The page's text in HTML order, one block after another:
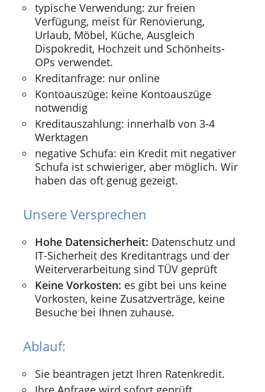
typische Verwendung: zur freien
Verfügung, meist für Renovierung,
Urlaub, Möbel, Küche, Ausgleich
Dispokredit, Hochzeit und Schönheits-
OPs verwendet.
Kreditanfrage: nur online
Kontoauszüge: keine Kontoauszüge
notwendig
Kreditauszahlung: innerhalb von 3-4
Werktagen
negative Schufa: ein Kredit mit negativer
Schufa ist schwieriger, aber möglich. Wir
haben das oft genug gezeigt.
Unsere Versprechen
Hohe Datensicherheit: Datenschutz und
IT-Sicherheit des Kreditantrags und der
Weiterverarbeitung sind TÜV geprüft
Keine Vorkosten: es gibt bei uns keine
Vorkosten, keine Zusatzverträge, keine
Besuche bei Ihnen zuhause.
Ablauf:
Sie beantragen jetzt Ihren Ratenkredit.